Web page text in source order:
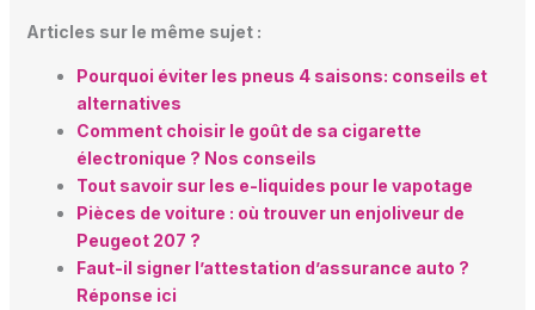
Articles sur le même sujet :
Pourquoi éviter les pneus 4 saisons: conseils et
alternatives
Comment choisir le goût de sa cigarette
électronique ? Nos conseils
Tout savoir sur les e-liquides pour le vapotage
Pièces de voiture : où trouver un enjoliveur de
Peugeot 207 ?
Faut-il signer l’attestation d’assurance auto ?
Réponse ici